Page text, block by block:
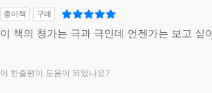
종이책 구매
이 책의 쳥가는 극과 극인데 언젠가는 보고 싶
이 한줄평이 도움이 되었나요?